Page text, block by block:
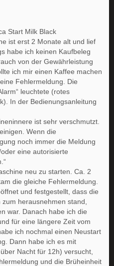
Start Milk Black
ist erst 2 Monate alt und lief
habe ich keinen Kaufbeleg
von der Gewährleistung
ich mir einen Kaffee machen
Fehlermeldung. Die
leuchtete (rotes
In der Bedienungsanleitung
ist sehr verschmutzt.
Wenn die
noch immer die Meldung
eine autorisierte
neu zu starten. Ca. 2
die gleiche Fehlermeldung.
und festgestellt, dass die
herausnehmen stand,
war. Danach habe ich die
für eine längere Zeit vom
ich nochmal einen Neustart
Dann habe ich es mit
Nacht für 12h) versucht,
und die Brüheinheit